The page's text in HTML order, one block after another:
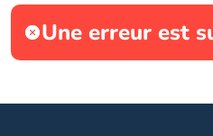
Une erreur est